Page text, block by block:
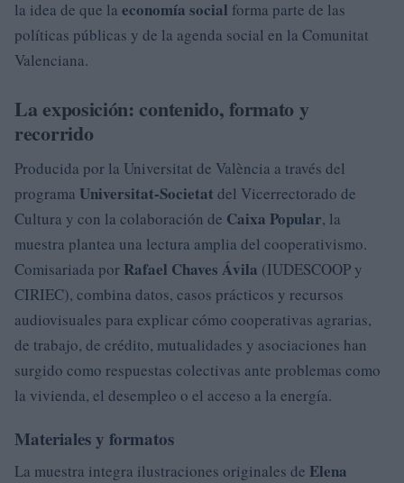
la idea de que la economía social forma parte de las
políticas públicas y de la agenda social en la Comunitat
Valenciana.
La exposición: contenido, formato y
recorrido
Producida por la Universitat de València a través del
programa Universitat-Societat del Vicerrectorado de
Cultura y con la colaboración de Caixa Popular, la
muestra plantea una lectura amplia del cooperativismo.
Comisariada por Rafael Chaves Ávila (IUDESCOOP y
CIRIEC), combina datos, casos prácticos y recursos
audiovisuales para explicar cómo cooperativas agrarias,
de trabajo, de crédito, mutualidades y asociaciones han
surgido como respuestas colectivas ante problemas como
la vivienda, el desempleo o el acceso a la energía.
Materiales y formatos
La muestra integra ilustraciones originales de Elena